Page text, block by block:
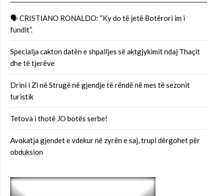
🗣 CRISTIANO RONALDO: “Ky do të jetë Botërori im i
fundit”.
Specialja cakton datën e shpalljes së aktgjykimit ndaj Thaçit
dhe të tjerëve
Drini i Zi në Strugë në gjendje të rëndë në mes të sezonit
turistik
Tetova i thotë JO botës serbe!
Avokatja gjendet e vdekur në zyrën e saj, trupi dërgohet për
obduksion